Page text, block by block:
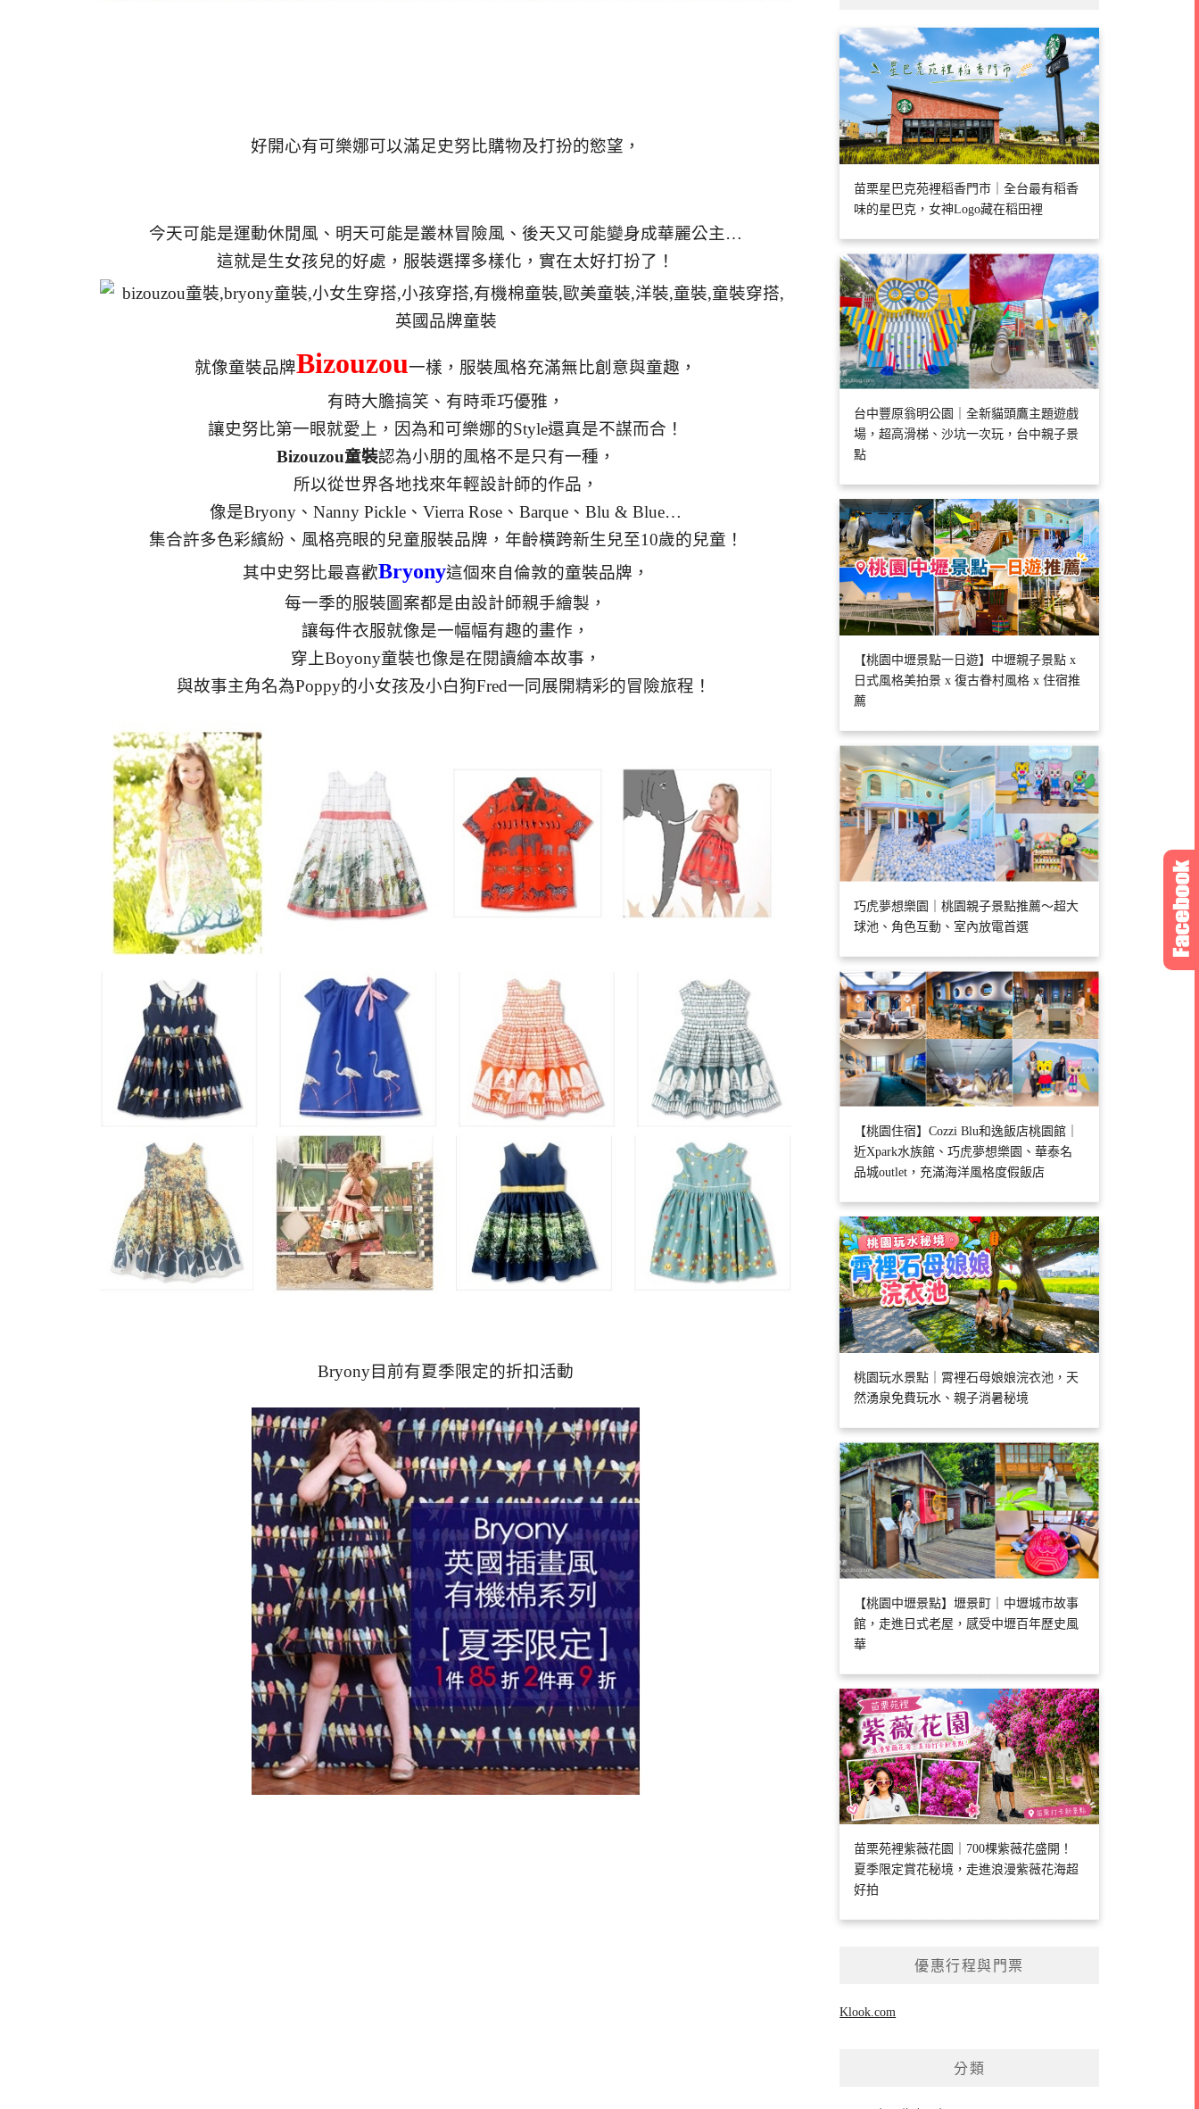
好開心有可樂娜可以滿足史努比購物及打扮的慾望，
今天可能是運動休閒風、明天可能是叢林冒險風、後天又可能變身成華麗公主…
這就是生女孩兒的好處，服裝選擇多樣化，實在太好打扮了！
就像童裝品牌Bizouzou一樣，服裝風格充滿無比創意與童趣，
有時大膽搞笑、有時乖巧優雅，
讓史努比第一眼就愛上，因為和可樂娜的Style還真是不謀而合！
Bizouzou童裝認為小朋的風格不是只有一種，
所以從世界各地找來年輕設計師的作品，
像是Bryony、Nanny Pickle、Vierra Rose、Barque、Blu & Blue…
集合許多色彩繽紛、風格亮眼的兒童服裝品牌，年齡橫跨新生兒至10歲的兒童！
其中史努比最喜歡Bryony這個來自倫敦的童裝品牌，
每一季的服裝圖案都是由設計師親手繪製，
讓每件衣服就像是一幅幅有趣的畫作，
穿上Boyony童裝也像是在閱讀繪本故事，
與故事主角名為Poppy的小女孩及小白狗Fred一同展開精彩的冒險旅程！
Bryony目前有夏季限定的折扣活動
苗栗星巴克苑裡稻香門市｜全台最有稻香
味的星巴克，女神Logo藏在稻田裡
台中豐原翁明公園｜全新貓頭鷹主題遊戲
場，超高滑梯、沙坑一次玩，台中親子景
點
【桃園中壢景點一日遊】中壢親子景點 x
日式風格美拍景 x 復古眷村風格 x 住宿推
薦
巧虎夢想樂園｜桃園親子景點推薦～超大
球池、角色互動、室內放電首選
【桃園住宿】Cozzi Blu和逸飯店桃園館｜
近Xpark水族館、巧虎夢想樂園、華泰名
品城outlet，充滿海洋風格度假飯店
桃園玩水景點｜霄裡石母娘娘浣衣池，天
然湧泉免費玩水、親子消暑秘境
【桃園中壢景點】壢景町｜中壢城市故事
館，走進日式老屋，感受中壢百年歷史風
華
苗栗苑裡紫薇花園｜700棵紫薇花盛開！
夏季限定賞花秘境，走進浪漫紫薇花海超
好拍
優惠行程與門票
Klook.com
分類